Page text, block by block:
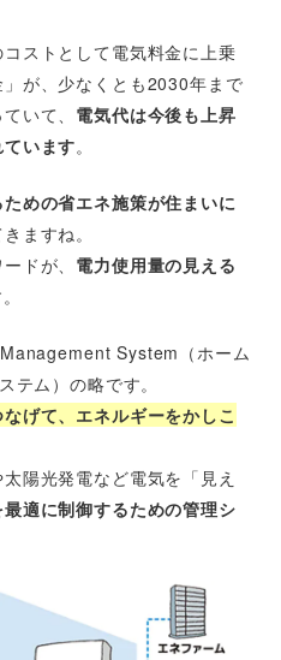
ストとして電気料金に上乗
が、少なくとも2030年まで
いて、 電気代は今後も上昇
います。
めの省エネ施策が住まいに
ますね。
ドが、 電力使用量の見える
System（ホーム
テム）の略です。
げて、エネルギーをかしこ
陽光発電など電気を「見え
適に制御するための管理シ